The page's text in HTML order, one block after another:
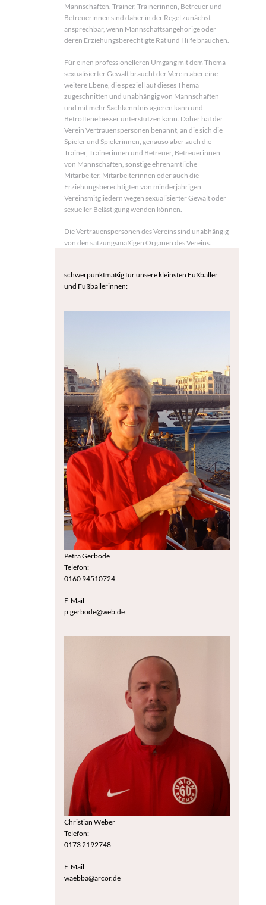
Mannschaften. Trainer, Trainerinnen, Betreuer und
Betreuerinnen sind daher in der Regel zunächst
ansprechbar, wenn Mannschaftsangehörige oder
deren Erziehungsberechtigte Rat und Hilfe brauchen.
Für einen professionelleren Umgang mit dem Thema
sexualisierter Gewalt braucht der Verein aber eine
weitere Ebene, die speziell auf dieses Thema
zugeschnitten und unabhängig von Mannschaften
und mit mehr Sachkenntnis agieren kann und
Betroffene besser unterstützen kann. Daher hat der
Verein Vertrauenspersonen benannt, an die sich die
Spieler und Spielerinnen, genauso aber auch die
Trainer, Trainerinnen und Betreuer, Betreuerinnen
von Mannschaften, sonstige ehrenamtliche
Mitarbeiter, Mitarbeiterinnen oder auch die
Erziehungsberechtigten von minderjährigen
Vereinsmitgliedern wegen sexualisierter Gewalt oder
sexueller Belästigung wenden können.
Die Vertrauenspersonen des Vereins sind unabhängig
von den satzungsmäßigen Organen des Vereins.
schwerpunktmäßig für unsere kleinsten Fußballer
und Fußballerinnen:
Petra Gerbode
Telefon:
0160 94510724
E-Mail:
p.gerbode@web.de
Christian Weber
Telefon:
0173 2192748
E-Mail:
waebba@arcor.de